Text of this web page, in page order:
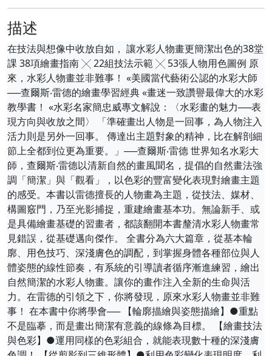
描述
在技法與想像中收放自如， 讓水彩人物畫更簡潔出色的38堂
課 38項繪畫指南 ╳ 22組技法示範 ╳ 53張人物用色圖例 原
來，水彩人物畫並非難事！ «美國當代藝術公認的水彩大師
──查爾斯‧雷德的繪畫學習經典 «畫迷一致讚譽最偉大的水彩
教學書！ «水彩名家簡忠威專文解說：〈水彩畫的魅力──表
現方向與收放之間〉 「準確畫出人物是一回事，為人物注入
活力則是另外一回事。 傳達出主題對象的精神，比在解剖細
節上全都到位更為重要。」──查爾斯‧雷德 世界知名水彩大
師，查爾斯‧雷德以清新自然的畫風聞名，提倡的自然畫法強
調「簡潔」與「觀看」，以色彩的豐富變化表現對繪畫主題
的感受。本書以雷德擅長的人物畫為主題，從技法、媒材、
構圖竅門，乃至光影捕捉，重建繪畫基本功。無論新手、或
是具備繪畫基礎的習畫者，都該翻開本書釐清水彩人物畫常
見錯誤，從基礎邁向傑作。 全書分為六大篇章，從基本輪
廓、用色技巧、深淺膚色的調配，到掌握身體各種部位與人
體姿態的線性節奏，有系統的引導讀者循序漸進練習，繪出
自然簡潔的水彩人物畫。讓你的畫作注入全新的生命與活
力。在雷德的引領之下，你將發現，原來水彩人物畫並非難
事！ 在本書中你將學會── 【輪廓描繪與姿態描繪】●重點
不是臨摹，而是畫出簡潔有意義的線條為目標。 【繪畫技法
與色彩】●運用同樣的色彩組合，就能表現數十種的深淺膚